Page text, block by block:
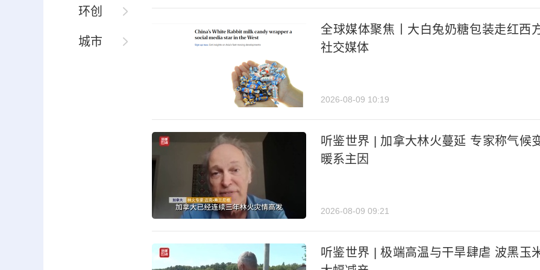
环创
城市
全球媒体聚焦丨大白兔奶糖包装走红西
社交媒体
2026-08-09 10:19
听鉴世界 | 加拿大林火蔓延 专家称气候
暖系主因
2026-08-09 09:21
听鉴世界 | 极端高温与干旱肆虐 波黑玉